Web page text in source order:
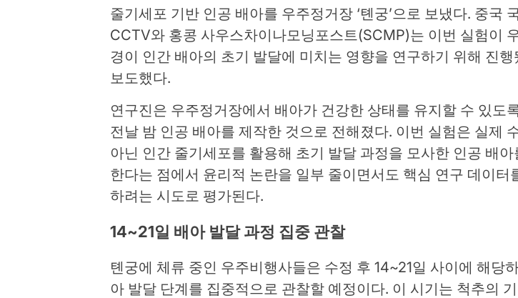
줄기세포 기반 인공 배아를 우주정거장 ‘톈궁’으로 보냈다. 중국
CCTV와 홍콩 사우스차이나모닝포스트(SCMP)는 이번 실험이
경이 인간 배아의 초기 발달에 미치는 영향을 연구하기 위해 진행
보도했다.
연구진은 우주정거장에서 배아가 건강한 상태를 유지할 수 있도
전날 밤 인공 배아를 제작한 것으로 전해졌다. 이번 실험은 실제
아닌 인간 줄기세포를 활용해 초기 발달 과정을 모사한 인공 배아
한다는 점에서 윤리적 논란을 일부 줄이면서도 핵심 연구 데이터
하려는 시도로 평가된다.
14~21일 배아 발달 과정 집중 관찰
톈궁에 체류 중인 우주비행사들은 수정 후 14~21일 사이에 해당
아 발달 단계를 집중적으로 관찰할 예정이다. 이 시기는 척추의